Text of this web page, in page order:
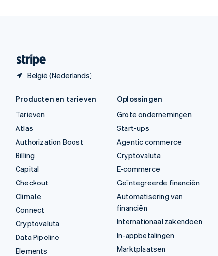
België (Nederlands)
Producten en tarieven
Tarieven
Atlas
Authorization Boost
Billing
Capital
Checkout
Climate
Connect
Cryptovaluta
Data Pipeline
Elements
Oplossingen
Grote ondernemingen
Start-ups
Agentic commerce
Cryptovaluta
E-commerce
Geïntegreerde financiën
Automatisering van
financiën
Internationaal zakendoen
In-appbetalingen
Marktplaatsen